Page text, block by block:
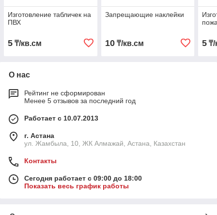
Изготовление табличек на
ПВХ
5 ₸/кв.см
Запрещающие наклейки
10₸/кв.см 5 ₸/
О нас
Рейтинг не сформирован
Менее 5 отзывов за последний год
Работает с 10.07.2013
г. Астана
ул. Жамбыла, 10, ЖК Алмажай, Астана, Казахстан
Контакты
Сегодня работает с 09:00 до 18:00
Показать весь график работы